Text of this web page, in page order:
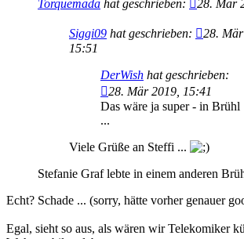
Torquemada hat geschrieben: 28. Mär
Siggi09 hat geschrieben:
28. Mär
15:51
DerWish hat geschrieben:
28. Mär 2019, 15:41
Das wäre ja super - in Brühl
...
Viele Grüße an Steffi ...
Stefanie Graf lebte in einem anderen
Echt? Schade ... (sorry, hätte vorher genauer
Egal, sieht so aus, als wären wir Telekomiker